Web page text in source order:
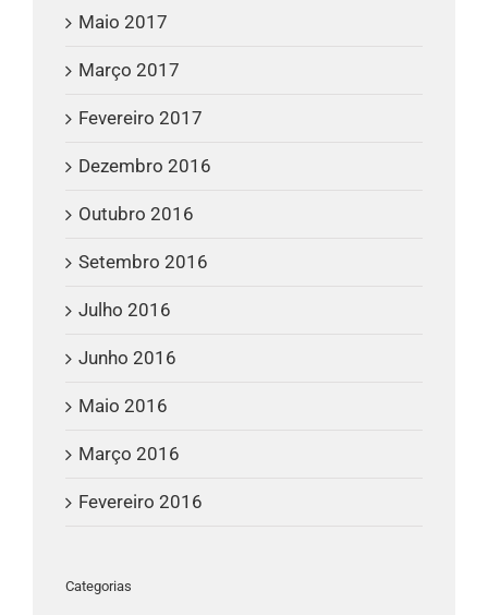
Maio 2017
Março 2017
Fevereiro 2017
Dezembro 2016
Outubro 2016
Setembro 2016
Julho 2016
Junho 2016
Maio 2016
Março 2016
Fevereiro 2016
Categorias